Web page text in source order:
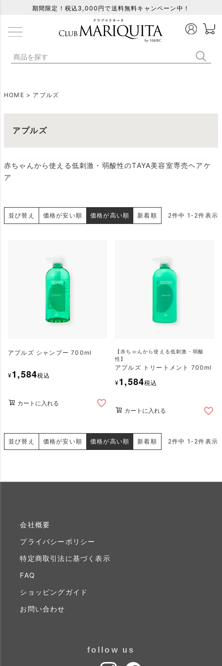
期間限定！税込3,000円で送料無料キャンペーン中！
HOME アプルズ
アプルズ
赤ちゃんから使える低刺激・弱酸性のTAYA美容室専売ヘアケ
ア
並び替え 価格が安い順 価格が高い順 新着順 2件中 1 - 2件表示
アプルズ シャンプー 700ml
¥1,584税込
カートに入れる
【赤ちゃんから使える低刺激・弱酸
性】
アプルズ トリートメント 700ml
¥1,584税込
カートに入れる
並び替え 価格が安い順 価格が高い順 新着順 2件中 1 - 2件表示
会社概要
プライバシーポリシー
特定商取引法に基づく表示
FAQ
ショッピングガイド
お問い合わせ
follow us